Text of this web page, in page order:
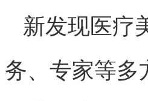
新发现医疗
务、专家等多